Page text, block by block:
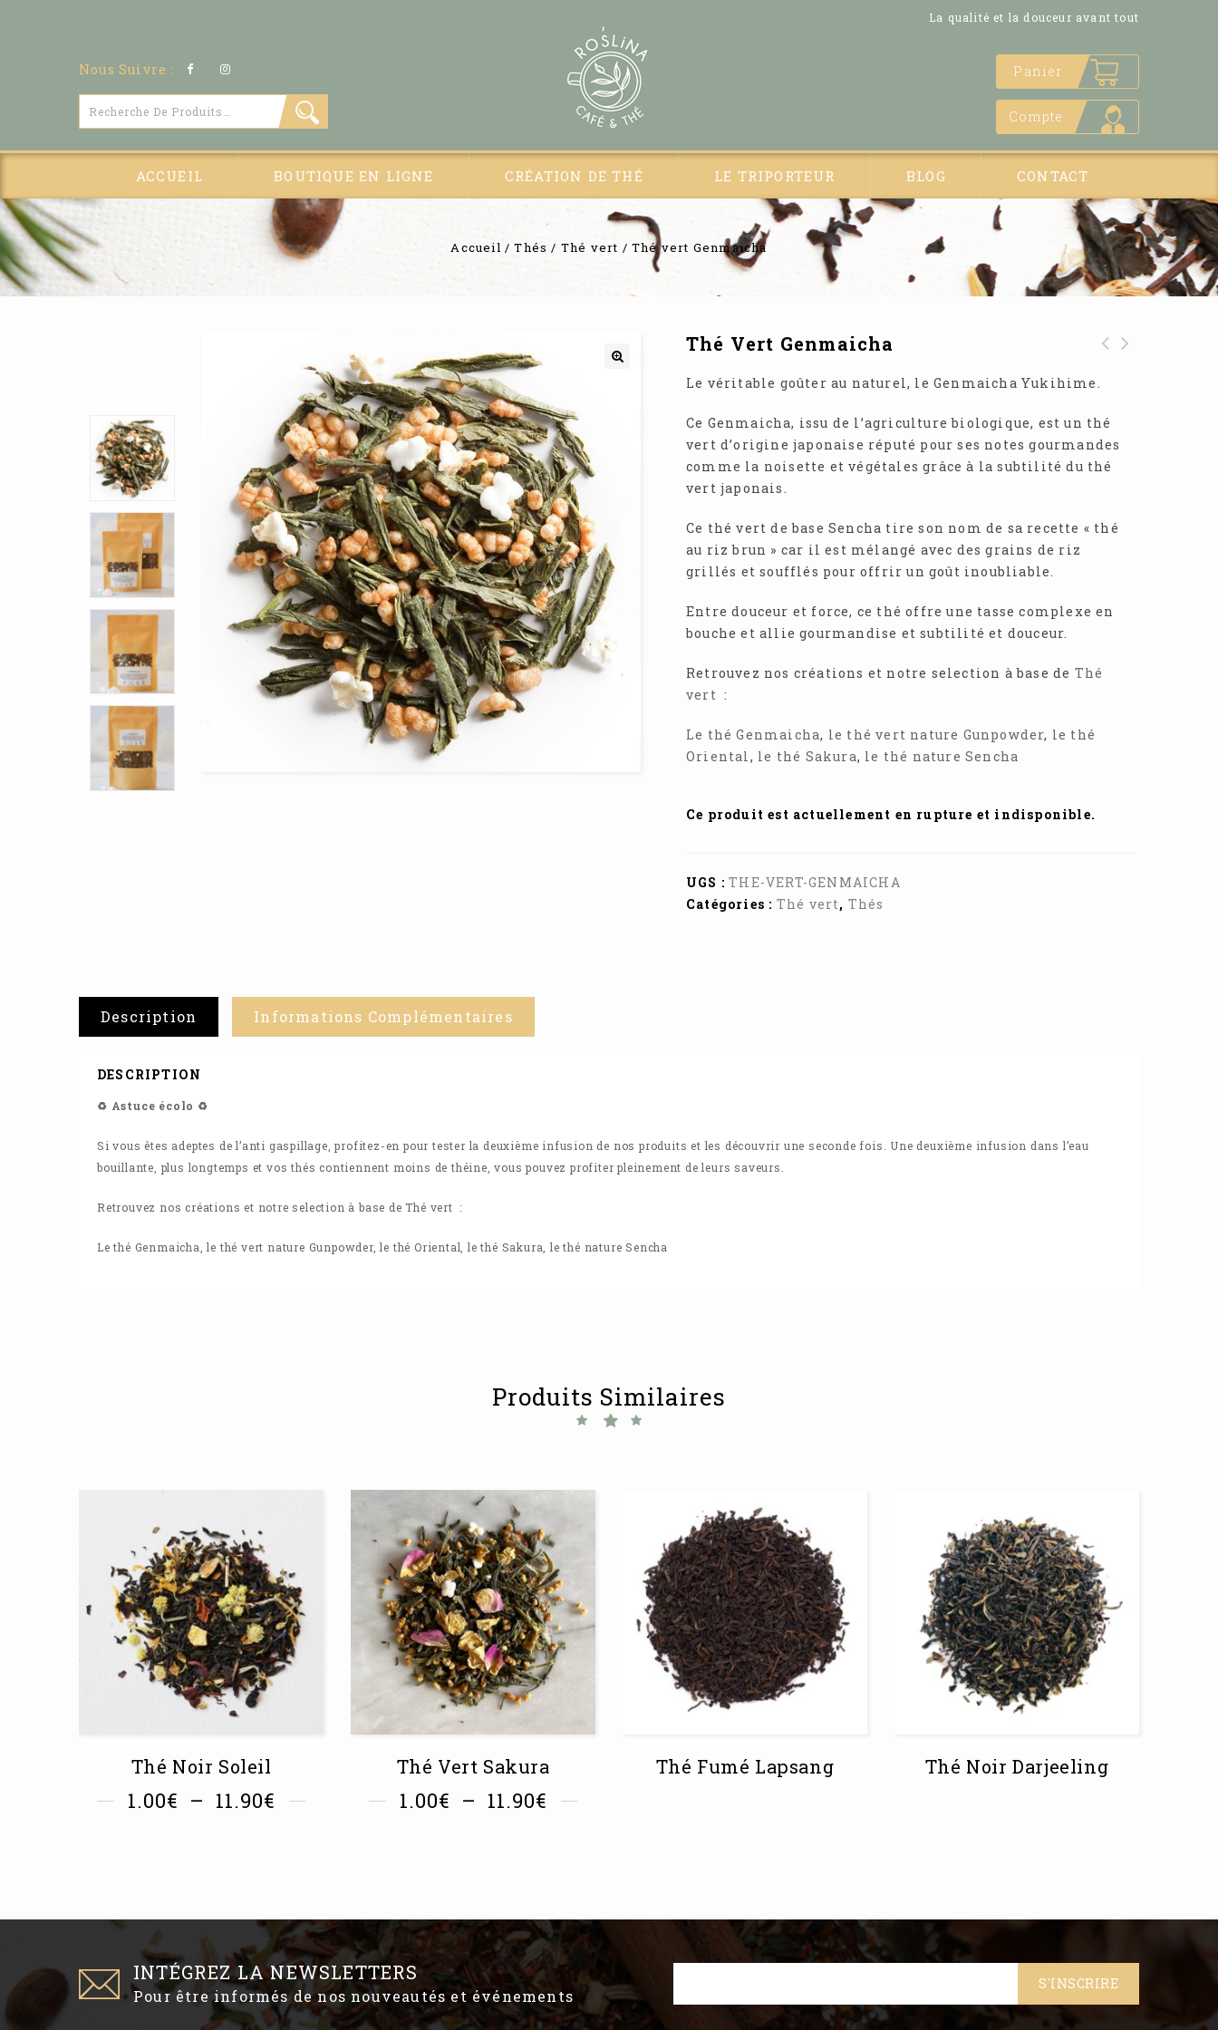
La qualité et la douceur avant tout
Nous Suivre : Panier
Compte
ACCUEIL BOUTIQUE EN LIGNE CRÉATION DE THÉ LE TRIPORTEUR BLOG CONTACT
Accueil /Thés / Thé vert /Thé vert Genmaicha
Thé Vert Genmaicha
Le véritable goûter au naturel, le Genmaicha Yukihime.
Ce Genmaicha, issu de l’agriculture biologique, est un thé
vert d’origine japonaise réputé pour ses notes gourmandes
comme la noisette et végétales grâce à la subtilité du thé
vert japonais.
Ce thé vert de base Sencha tire son nom de sa recette « thé
au riz brun » car il est mélangé avec des grains de riz
grillés et soufflés pour offrir un goût inoubliable.
Entre douceur et force, ce thé offre une tasse complexe en
bouche et allie gourmandise et subtilité et douceur.
Retrouvez nos créations et notre selection à base de Thé
vert :
Le thé Genmaicha, le thé vert nature Gunpowder, le thé
Oriental, le thé Sakura, le thé nature Sencha
Ce produit est actuellement en rupture et indisponible.
UGS :THE-VERT-GENMAICHA
Catégories : Thé vert, Thés
Description Informations Complémentaires
DESCRIPTION
♻️ Astuce écolo ♻️
Si vous êtes adeptes de l’anti gaspillage, profitez-en pour tester la deuxième infusion de nos produits et les découvrir une seconde fois. Une deuxième infusion dans l’eau
bouillante, plus longtemps et vos thés contiennent moins de théine, vous pouvez profiter pleinement de leurs saveurs.
Retrouvez nos créations et notre selection à base deThé vert :
Le thé Genmaicha ,le thé vert nature Gunpowder,le thé Oriental ,le thé Sakura le thé nature Sencha
Produits Similaires
Thé Noir Soleil
1.00€ – 11.90€
Thé Vert Sakura
1.00€ – 11.90€
Thé Fumé Lapsang Thé Noir Darjeeling
INTÉGREZ LA NEWSLETTERS
Pour être informés de nos nouveautés et événements